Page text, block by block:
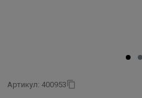
Артикул: 400953